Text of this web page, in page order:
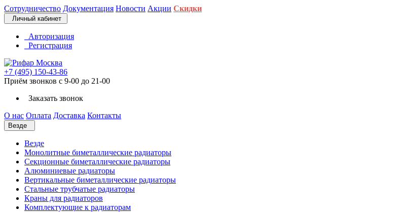
Сотрудничество Документация Новости Акции Скидки
Личный кабинет
Авторизация
Регистрация
+7 (495) 150-43-86
Приём звонков с 9-00 до 21-00
Заказать звонок
О нас Оплата Доставка Контакты
Везде
Везде
Монолитные биметаллические радиаторы
Секционные биметаллические радиаторы
Алюминиевые радиаторы
Вертикальные биметаллические радиаторы
Стальные трубчатые радиаторы
Краны для радиаторов
Комплектующие к радиаторам